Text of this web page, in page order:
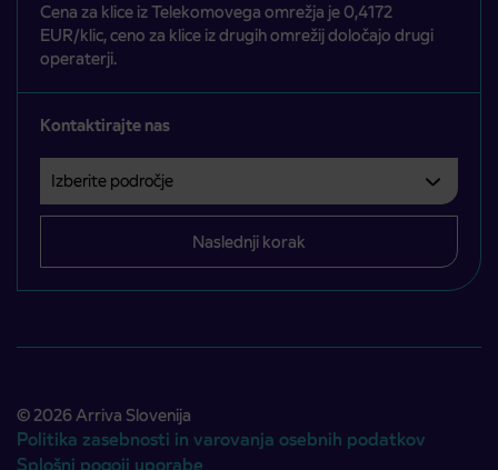
Cena za klice iz Telekomovega omrežja je 0,4172
EUR/klic, ceno za klice iz drugih omrežij določajo drugi
operaterji.
Kontaktirajte nas
Izberite področje
Področje je obvezno izbrati.
Naslednji korak
© 2026 Arriva Slovenija
Politika zasebnosti in varovanja osebnih podatkov